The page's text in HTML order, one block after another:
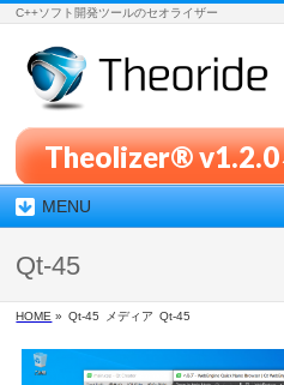
C++ソフト開発ツールのセオライザー
Theolizer®
MENU
Qt-45
HOME » Qt-45 メディア Qt-45